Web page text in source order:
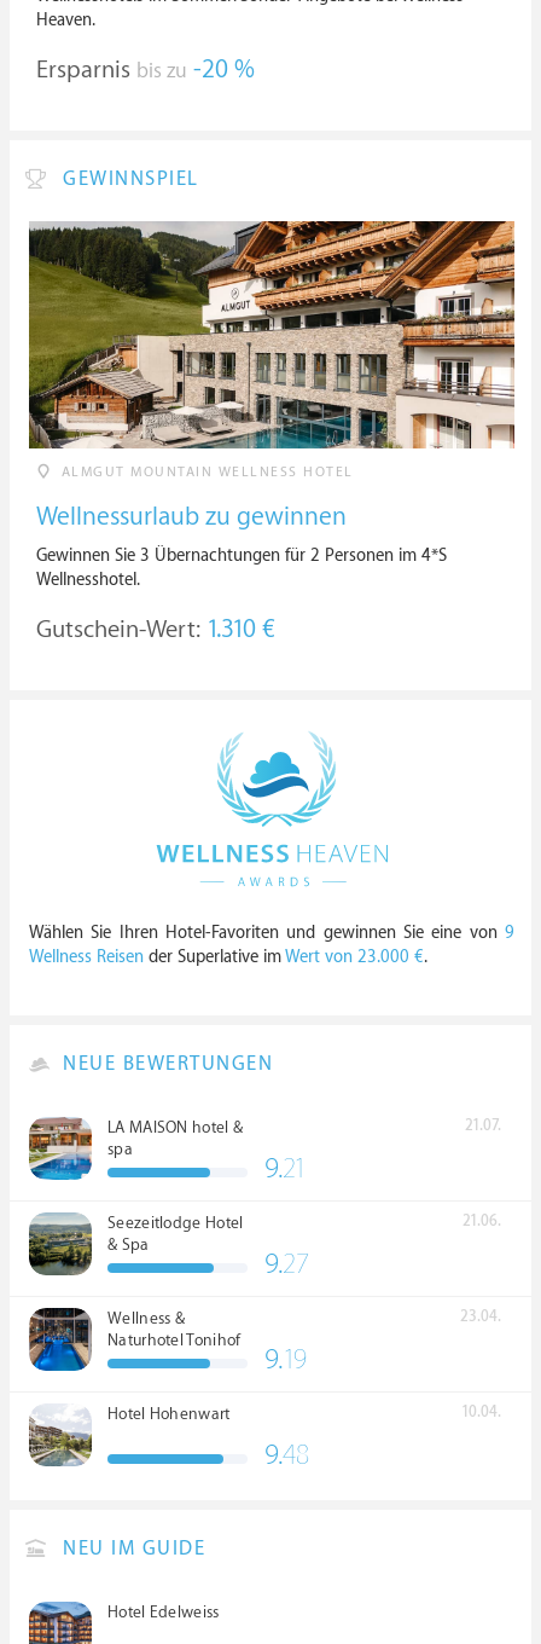
Heaven.
Ersparnis bis zu -20 %
GEWINNSPIEL
ALMGUT MOUNTAIN WELLNESS HOTEL
Wellnessurlaub zu gewinnen
Gewinnen Sie 3 Übernachtungen für 2 Personen im 4*S
Wellnesshotel.
Gutschein-Wert: 1.310 €
Wählen Sie Ihren Hotel-Favoriten und gewinnen Sie eine von 9
Wellness Reisen der Superlative imWert von 23.000 €.
NEUE BEWERTUNGEN
LA MAISON hotel &
spa
21.07.
9.21
Seezeitlodge Hotel
& Spa
21.06.
9.27
Wellness &
Naturhotel Tonihof
****S
23.04.
9.19
Hotel Hohenwart 10.04.
9.48
NEU IM GUIDE
Hotel Edelweiss